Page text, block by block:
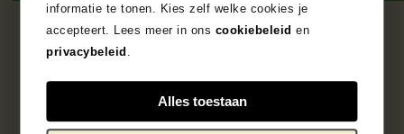
informatie te tonen. Kies zelf welke cookies je
accepteert. Lees meer in ons cookiebeleid en
privacybeleid
Alles toestaan
resultaat